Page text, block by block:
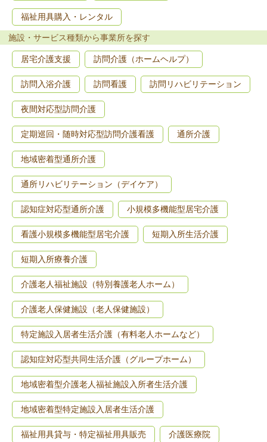
福祉用具購入・レンタル
施設・サービス種類から事業所を探す
居宅介護支援 訪問介護（ホームヘルプ）
訪問入浴介護 訪問看護 訪問リハビリテーション
夜間対応型訪問介護
定期巡回・随時対応型訪問介護看護 通所介護
地域密着型通所介護
通所リハビリテーション（デイケア）
認知症対応型通所介護 小規模多機能型居宅介護
看護小規模多機能型居宅介護 短期入所生活介護
短期入所療養介護
介護老人福祉施設（特別養護老人ホーム）
介護老人保健施設（老人保健施設）
特定施設入居者生活介護（有料老人ホームなど）
認知症対応型共同生活介護（グループホーム）
地域密着型介護老人福祉施設入所者生活介護
地域密着型特定施設入居者生活介護
福祉用具貸与・特定福祉用具販売 介護医療院